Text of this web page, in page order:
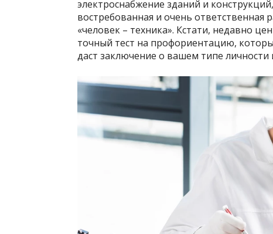
электроснабжение зданий и
востребованная и очень ответственная
«человек – техника». Кстати, недавно
точный тест на профориентацию,
даст заключение о вашем типе личности